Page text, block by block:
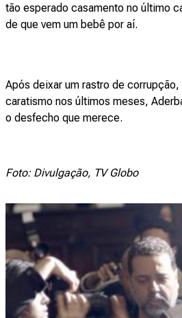
tão esperado casamento no último
de que vem um bebê por aí.
Após deixar um rastro de
caratismo nos últimos meses,
o desfecho que merece.
Foto: Divulgação, TV Globo